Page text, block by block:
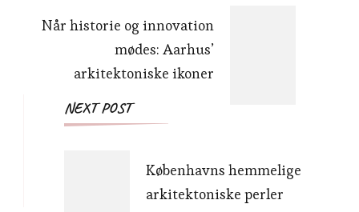
Når historie og innovation
mødes: Aarhus’
arkitektoniske ikoner
NEXT POST
Københavns hemmelige
arkitektoniske perler